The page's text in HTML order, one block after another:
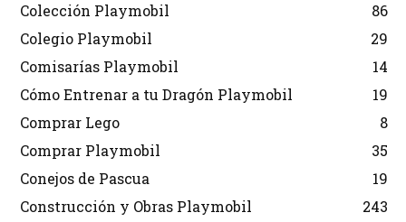
Colección Playmobil
86
Colegio Playmobil
29
Comisarías Playmobil
14
Cómo Entrenar a tu Dragón Playmobil
19
Comprar Lego
8
Comprar Playmobil
35
Conejos de Pascua
19
Construcción y Obras Playmobil
243